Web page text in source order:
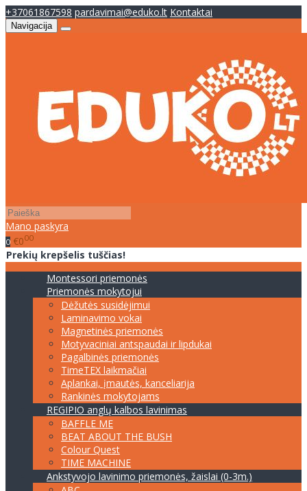
+37061867598 pardavimai@eduko.lt Kontaktai
Navigacija
Mano paskyra
0 €000
Prekių krepšelis tuščias!
Montessori priemonės
Priemonės mokytojui
Dėžutės susidėjimui
Laminavimo vokai
Magnetinės priemonės
Motyvaciniai antspaudai ir lipdukai
Pagalbinės priemonės
TimeTEX laikmačiai
Aplankai, įmautės, kanceliarija
Rankinės mokytojams
REGIPIO anglų kalbos lavinimas
BAFFLE ME
BEAT ABOUT THE BUSH
Colour Quest
TIME MACHINE
Ankstyvojo lavinimo priemonės, žaislai (0-3m.)